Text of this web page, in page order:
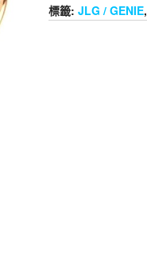
標籤: JLG / GENIE,